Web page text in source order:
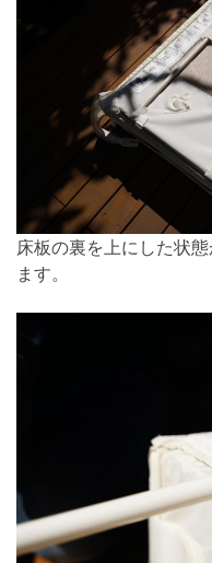
床板の裏を上にした状
ます。